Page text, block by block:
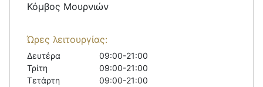
Κόμβος Μουρνιών
Ώρες λειτουργίας:
Δευτέρα
09:00-21:00
Τρίτη
09:00-21:00
Τετάρτη
09:00-21:00